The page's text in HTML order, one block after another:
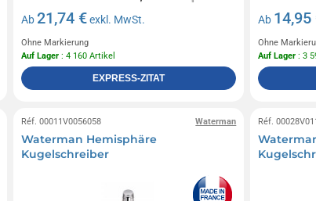
Ab21,74 €exkl. MwSt.
Ohne Markierung
Auf Lager: 4 160 Artikel
EXPRESS-ZITAT
Ab 14,95
Ohne
Auf Lager : 3
Waterman
Réf. 00011V0056058
Waterman Hemisphäre
Kugelschreiber
Réf.